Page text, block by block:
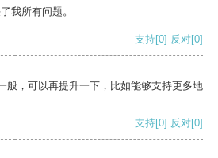
我所有问题。
支持[0] 反对[0]
般，可以再提升一下，比如能够支持更多地
支持[0] 反对[0]